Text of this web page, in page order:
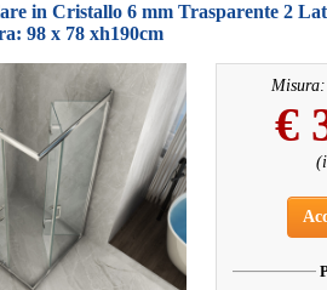
in Cristallo 6 mm Trasparente 2
98 x 78 xh190cm
Misura:
€